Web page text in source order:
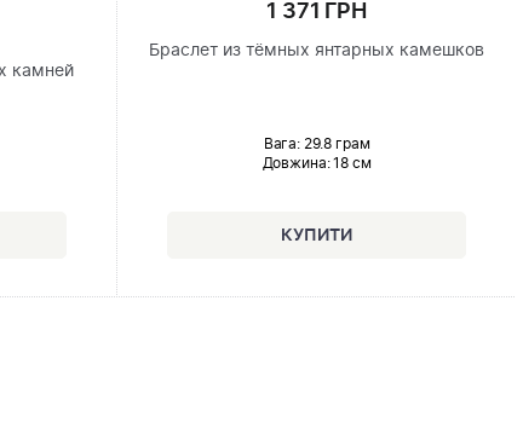
камней
1 371 ГРН
Браслет из тёмных янтарных камешков
Вага: 29.8 грам
Довжина:18 см